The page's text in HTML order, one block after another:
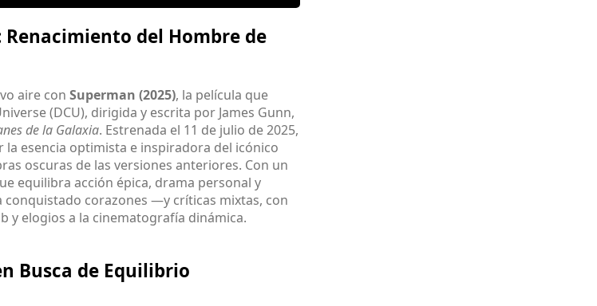
Renacimiento del Hombre de
aire con Superman (2025), la película que
(DCU), dirigida y escrita por James Gunn,
de la Galaxia. Estrenada el 11 de julio de 2025,
esencia optimista e inspiradora del icónico
oscuras de las versiones anteriores. Con un
equilibra acción épica, drama personal y
conquistado corazones —y críticas mixtas, con
y elogios a la cinematografía dinámica.
Busca de Equilibrio